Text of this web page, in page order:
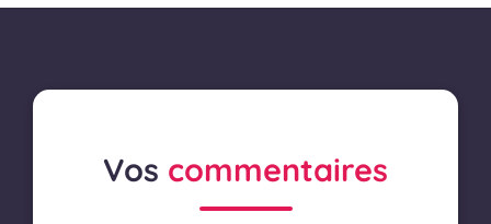
Vos commentaires